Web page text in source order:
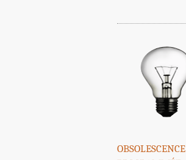
obsolescence